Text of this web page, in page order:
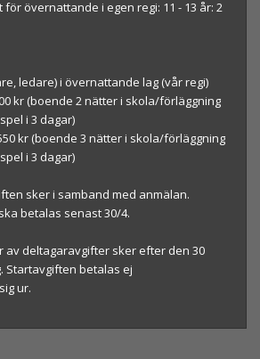
övernattande i egen regi: 11 - 13 år: 2
ledare) i övernattande lag (vår regi)
kr (boende 2 nätter i skola/förläggning
i 3 dagar)
kr (boende 3 nätter i skola/förläggning
i 3 dagar)
sker i samband med anmälan.
betalas senast 30/4.
av deltagaravgifter sker efter den 30
Startavgiften betalas ej
ur.